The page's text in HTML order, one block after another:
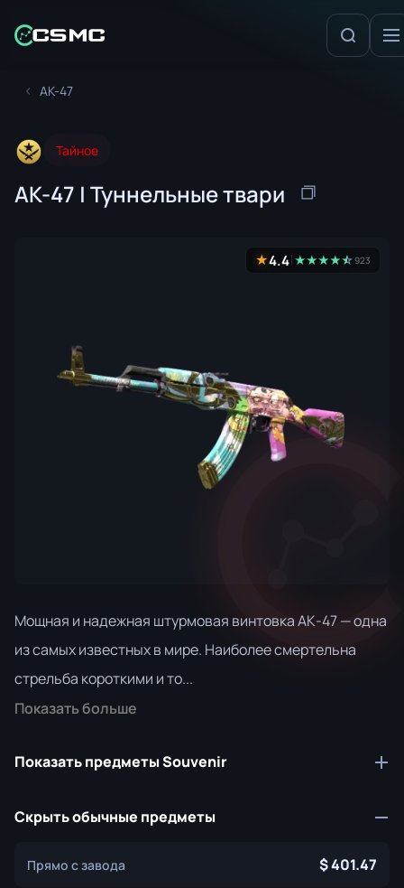
AK-47
Тайное
AK-47 | Туннельные твари
★4.4 ★★★★★
☆923
Мощная и надежная штурмовая винтовка АК-47 — одна
из самых известных в мире. Наиболее смертельна
стрельба короткими и то...
Показать больше
Показать предметы Souvenir
Скрыть обычные предметы
Прямо с завода 401.47